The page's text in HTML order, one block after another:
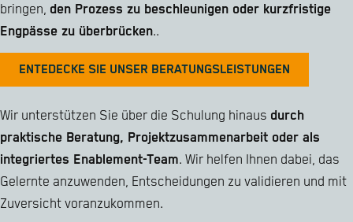
bringen, den Prozess zu beschleunigen oder kurzfristige
Engpässe zu überbrücken..
ENTEDECKE SIE UNSER BERATUNGSLEISTUNGEN
Wir unterstützen Sie über die Schulung hinaus durch
praktische Beratung, Projektzusammenarbeit oder als
integriertes Enablement-Team. Wir helfen Ihnen dabei, das
Gelernte anzuwenden, Entscheidungen zu validieren und mit
Zuversicht voranzukommen.